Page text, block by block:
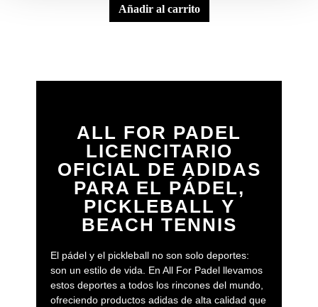
añadir al carrito
ALL FOR PADEL
LICENCITARIO
OFICIAL DE ADIDAS
PARA EL PÁDEL,
PICKLEBALL Y
BEACH TENNIS
El pádel y el pickleball no son solo deportes:
son un estilo de vida. En All For Padel llevamos
estos deportes a todos los rincones del mundo,
ofreciendo productos adidas de alta calidad que